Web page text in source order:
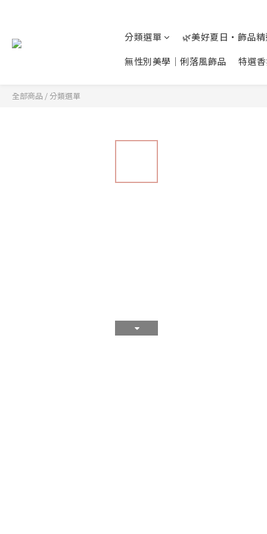
分類選單
🌿美好夏日‧飾品
無性別美學│俐落風飾品
特選
全部商品 / 分類選單